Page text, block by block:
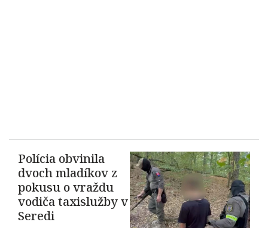
Polícia obvinila
dvoch mladíkov z
pokusu o vraždu
vodiča taxislužby v
Seredi